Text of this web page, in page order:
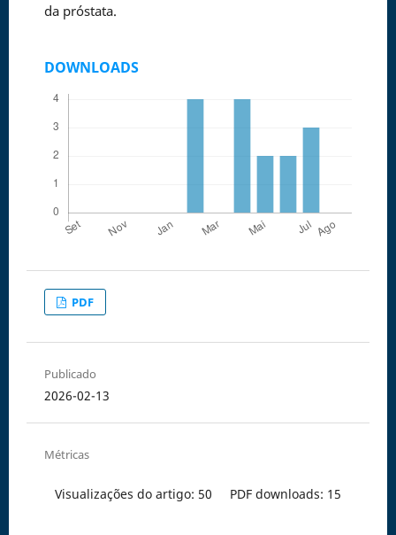
da próstata.
DOWNLOADS
PDF
Publicado
2026-02-13
Métricas
Visualizações do artigo: 50 PDF downloads: 15